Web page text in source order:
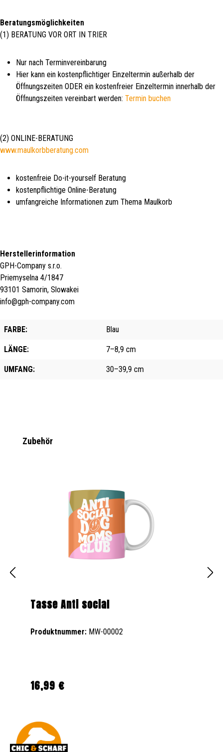
Beratungsmöglichkeiten
(1) BERATUNG VOR ORT IN TRIER
Nur nach Terminvereinbarung
Hier kann ein kostenpflichtiger Einzeltermin außerhalb der
Öffnungszeiten ODER ein kostenfreier Einzeltermin innerhalb der
Öffnungszeiten vereinbart werden: Termin buchen
(2) ONLINE-BERATUNG
www.maulkorbberatung.com
kostenfreie Do-it-yourself Beratung
kostenpflichtige Online-Beratung
umfangreiche Informationen zum Thema Maulkorb
Herstellerinformation
GPH-Company s.r.o.
Priemyselna 4/1847
93101 Samorin, Slowakei
info@gph-company.com
FARBE: Blau
LÄNGE: 7–8,9 cm
UMFANG: 30–39,9 cm
Produktgalerie überspringen
Zubehör
Tasse Anti social
Produktnummer: MW-00002
Regulärer Preis:
16,99 €